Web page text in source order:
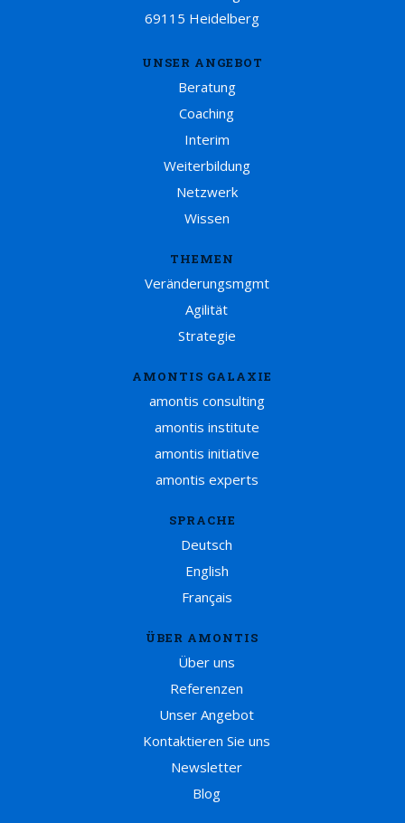
69115 Heidelberg
UNSER ANGEBOT
Beratung
Coaching
Interim
Weiterbildung
Netzwerk
Wissen
THEMEN
Veränderungsmgmt
Agilität
Strategie
AMONTIS GALAXIE
amontis consulting
amontis institute
amontis initiative
amontis experts
SPRACHE
Deutsch
English
Français
ÜBER AMONTIS
Über uns
Referenzen
Unser Angebot
Kontaktieren Sie uns
Newsletter
Blog